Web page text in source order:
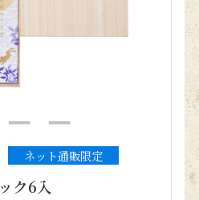
ネット通販限定
ク6入